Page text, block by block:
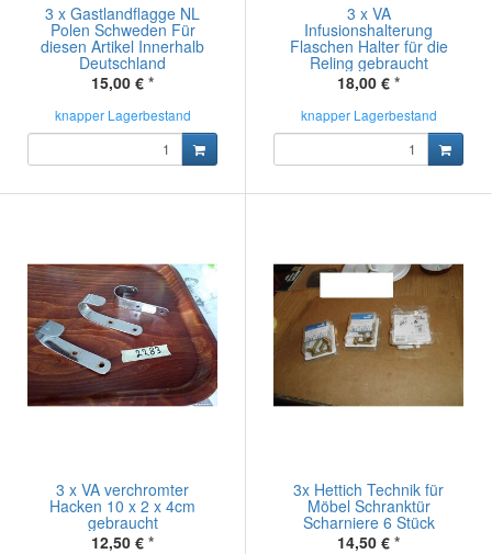
3 x Gastlandflagge NL
Polen Schweden Für
diesen Artikel Innerhalb
Deutschland
15,00 € *
knapper Lagerbestand
3 x VA
Infusionshalterung
Flaschen Halter für die
Reling gebraucht
18,00 € *
knapper Lagerbestand
3 x VA verchromter
Hacken 10 x 2 x 4cm
gebraucht
12,50 € *
3x Hettich Technik für
Möbel Schranktür
Scharniere 6 Stück
14,50 € *